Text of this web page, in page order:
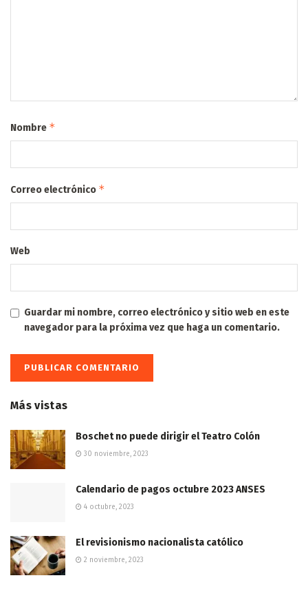
Nombre *
Correo electrónico *
Web
Guardar mi nombre, correo electrónico y sitio web en este
navegador para la próxima vez que haga un comentario.
Más vistas
Boschet no puede dirigir el Teatro Colón
30 noviembre, 2023
Calendario de pagos octubre 2023 ANSES
4 octubre, 2023
El revisionismo nacionalista católico
2 noviembre, 2023